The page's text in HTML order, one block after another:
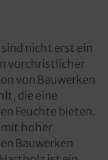
nicht erst ein
vorchristlicher
von Bauwerken
die eine
Feuchte bieten.
mit hoher
Bauwerken